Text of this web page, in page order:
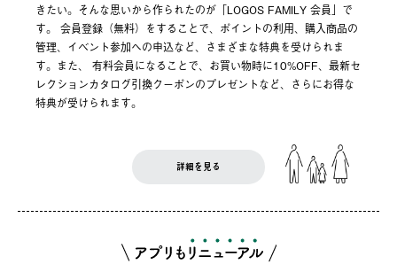
きたい。そんな思いから作られたのが「LOGOS FAMILY 会員」で
す。 会員登録（無料）をすることで、ポイントの利用、購入商品の
管理、イベント参加への申込など、さまざまな特典を受けられま
す。また、 有料会員になることで、お買い物時に10%OFF、最新セ
レクションカタログ引換クーポンのプレゼントなど、さらにお得な
特典が受けられます。
詳細を見る